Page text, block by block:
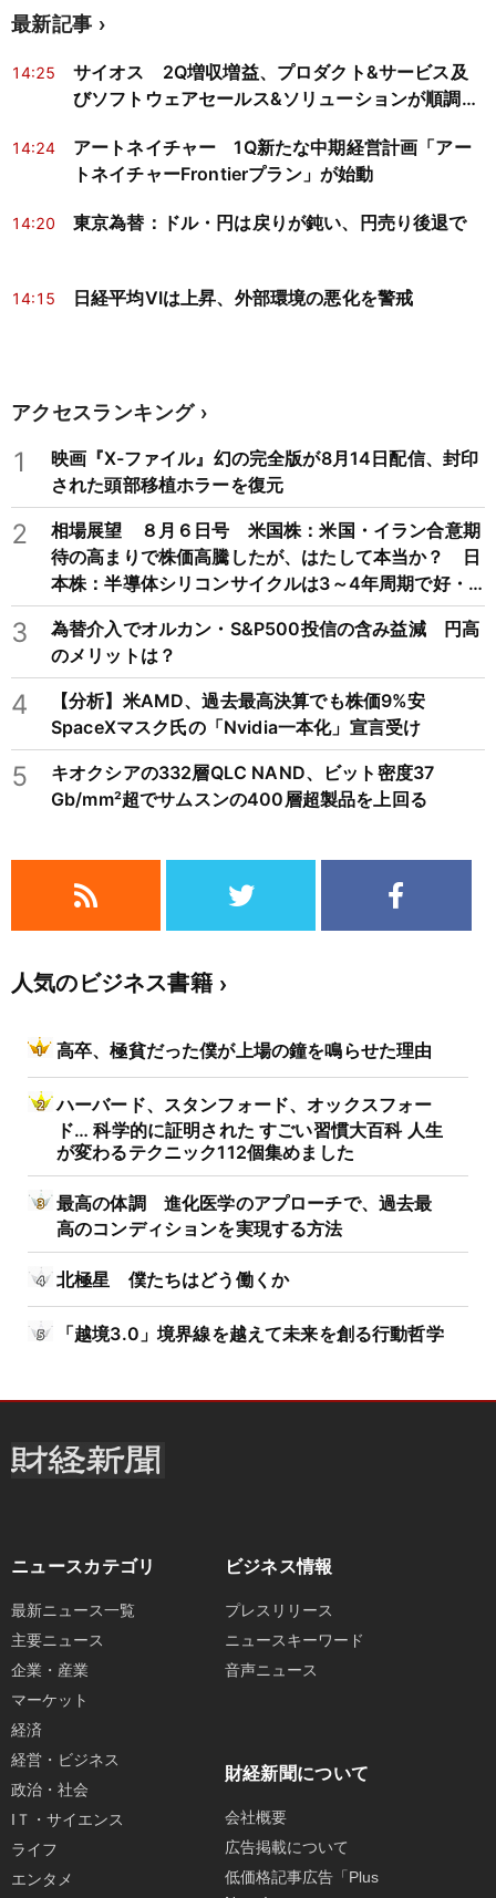
最新記事
14:25
サイオス 2Q増収増益、プロダクト&サービス及
びソフトウェアセールス&ソリューションが順調に
14:24
アートネイチャー 1Q新たな中期経営計画「アー
トネイチャーFrontierプラン」が始動
14:20 東京為替：ドル・円は戻りが鈍い、円売り後退で
14:15 日経平均VIは上昇、外部環境の悪化を警戒
アクセスランキング
1
映画『X-ファイル』幻の完全版が8月14日配信、封印
された頭部移植ホラーを復元
2
相場展望 ８月６日号 米国株：米国・イラン合意期
待の高まりで株価高騰したが、はたして本当か？ 日
本株：半導体シリコンサイクルは3～4年周期で好・
不況を繰り返すため注意
3
為替介入でオルカン・S&P500投信の含み益減 円高
のメリットは？
4
【分析】米AMD、過去最高決算でも株価9%安
SpaceXマスク氏の「Nvidia一本化」宣言受け
5
キオクシアの332層QLC NAND、ビット密度37
Gb/mm²超でサムスンの400層超製品を上回る
人気のビジネス書籍
高卒、極貧だった僕が上場の鐘を鳴らせた理由
ハーバード、スタンフォード、オックスフォー
ド… 科学的に証明された すごい習慣大百科 人生
が変わるテクニック112個集めました
最高の体調 進化医学のアプローチで、過去最
高のコンディションを実現する方法
北極星 僕たちはどう働くか
「越境3.0」境界線を越えて未来を創る行動哲学
ニュースカテゴリ
最新ニュース一覧
主要ニュース
企業・産業
マーケット
経済
経営・ビジネス
政治・社会
IＴ・サイエンス
ライフ
エンタメ
ビジネス情報
プレスリリース
ニュースキーワード
音声ニュース
財経新聞について
会社概要
広告掲載について
低価格記事広告「Plus